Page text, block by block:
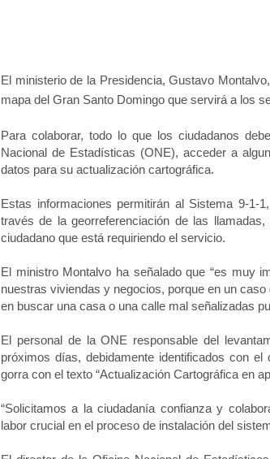
El ministerio de la Presidencia, Gustavo
mapa del Gran Santo Domingo que servirá a los
Para colaborar, todo lo que los ciudadanos
Nacional de Estadísticas (ONE), acceder a
datos para su actualización cartográfica.
Estas informaciones permitirán al Sistema 9-
través de la georreferenciación de las
ciudadano que está requiriendo el servicio.
El ministro Montalvo ha señalado que “es muy
nuestras viviendas y negocios, porque en un
en buscar una casa o una calle mal señalizadas
El personal de la ONE responsable del
próximos días, debidamente identificados con
gorra con el texto “Actualización Cartográfica en
“Solicitamos a la ciudadanía confianza y
labor crucial en el proceso de instalación del